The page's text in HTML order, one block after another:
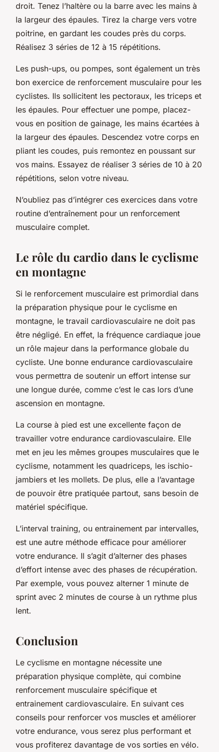
droit. Tenez l’haltère ou la barre avec les mains à
la largeur des épaules. Tirez la charge vers votre
poitrine, en gardant les coudes près du corps.
Réalisez 3 séries de 12 à 15 répétitions.
Les push-ups, ou pompes, sont également un très
bon exercice de renforcement musculaire pour les
cyclistes. Ils sollicitent les pectoraux, les triceps et
les épaules. Pour effectuer une pompe, placez-
vous en position de gainage, les mains écartées à
la largeur des épaules. Descendez votre corps en
pliant les coudes, puis remontez en poussant sur
vos mains. Essayez de réaliser 3 séries de 10 à 20
répétitions, selon votre niveau.
N’oubliez pas d’intégrer ces exercices dans votre
routine d’entraînement pour un renforcement
musculaire complet.
Le rôle du cardio dans le cyclisme
en montagne
Si le renforcement musculaire est primordial dans
la préparation physique pour le cyclisme en
montagne, le travail cardiovasculaire ne doit pas
être négligé. En effet, la fréquence cardiaque joue
un rôle majeur dans la performance globale du
cycliste. Une bonne endurance cardiovasculaire
vous permettra de soutenir un effort intense sur
une longue durée, comme c’est le cas lors d’une
ascension en montagne.
La course à pied est une excellente façon de
travailler votre endurance cardiovasculaire. Elle
met en jeu les mêmes groupes musculaires que le
cyclisme, notamment les quadriceps, les ischio-
jambiers et les mollets. De plus, elle a l’avantage
de pouvoir être pratiquée partout, sans besoin de
matériel spécifique.
L’interval training, ou entrainement par intervalles,
est une autre méthode efficace pour améliorer
votre endurance. Il s’agit d’alterner des phases
d’effort intense avec des phases de récupération.
Par exemple, vous pouvez alterner 1 minute de
sprint avec 2 minutes de course à un rythme plus
lent.
Conclusion
Le cyclisme en montagne nécessite une
préparation physique complète, qui combine
renforcement musculaire spécifique et
entrainement cardiovasculaire. En suivant ces
conseils pour renforcer vos muscles et améliorer
votre endurance, vous serez plus performant et
vous profiterez davantage de vos sorties en vélo.